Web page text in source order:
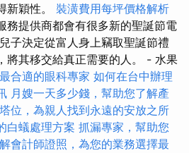
新穎性。 裝潢費用每坪價格解析
務提供商都會有很多新的聖誕節電
子決定從富人身上竊取聖誕節禮
將其移交給真正需要的人。 - 水果
合適的眼科專家 如何在台中辦理
月嫂一天多少錢，幫助您了解產
位，為親人找到永遠的安放之所
白蟻處理方案 抓漏專家，幫助您
會計師證照，為您的業務選擇最